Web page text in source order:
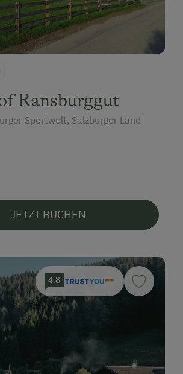
Ransburggut
Sportwelt, Salzburger Land
JETZT BUCHEN
4.8